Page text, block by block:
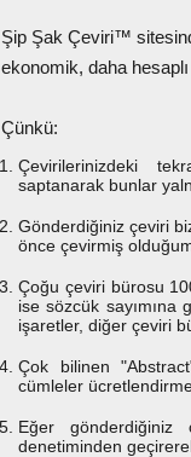
Şip Şak Çeviri™
ekonomik, daha hesaplı
Çünkü:
Çevirilerinizdeki
saptanarak bunlar
Gönderdiğiniz çeviri
önce çevirmiş
Çoğu çeviri bürosu
ise sözcük sayımına
işaretler, diğer çeviri
Çok bilinen
cümleler
Eğer
denetiminden